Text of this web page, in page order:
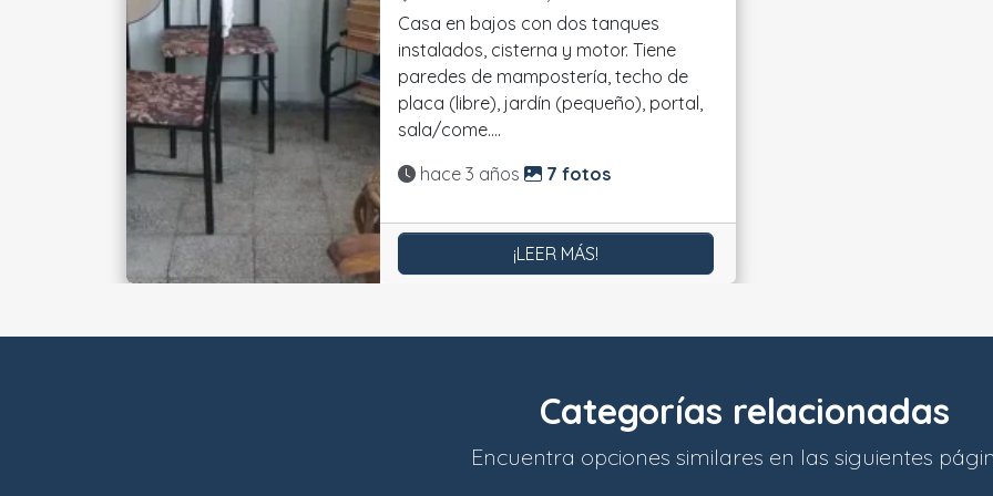
Casa en bajos con dos tanques
instalados, cisterna y motor. Tiene
paredes de mampostería, techo de
placa (libre), jardín (pequeño), portal,
sala/come....
Actualizado:
hace 3 años 7 fotos
¡LEER MÁS!
Categorías relacionadas
Encuentra opciones similares en las siguientes